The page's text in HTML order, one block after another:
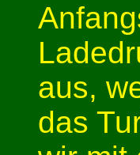
aus,
das